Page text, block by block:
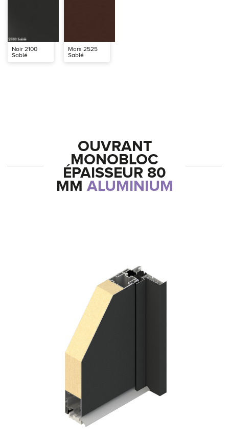
Noir 2100
Sablé
Mars 2525
Sablé
OUVRANT
MONOBLOC
ÉPAISSEUR 80
MM ALUMINIUM